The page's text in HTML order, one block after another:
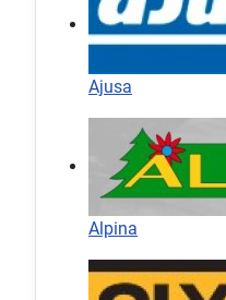
Ajusa
Alpina